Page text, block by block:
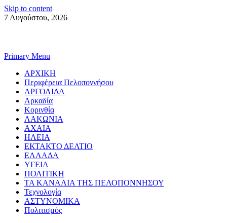
Skip to content
7 Αυγούστου, 2026
Primary Menu
ΑΡΧΙΚΗ
Περιφέρεια Πελοποννήσου
ΑΡΓΟΛΙΔΑ
Αρκαδία
Κορινθία
ΛΑΚΩΝΙΑ
ΑΧΑΙΑ
ΗΛΕΙΑ
ΕΚΤΑΚΤΟ ΔΕΛΤΙΟ
ΕΛΛΑΔΑ
ΥΓΕΙΑ
ΠΟΛΙΤΙΚΗ
ΤΑ ΚΑΝΑΛΙΑ ΤΗΣ ΠΕΛΟΠΟΝΝΗΣΟΥ
Τεχνολογία
ΑΣΤΥΝΟΜΙΚΑ
Πολιτισμός